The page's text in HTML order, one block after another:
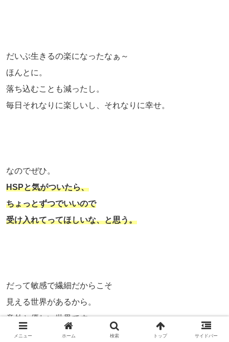
だいぶ生きるの楽になったなぁ～
ほんとに。
落ち込むことも減ったし。
毎日それなりに楽しいし、それなりに幸せ。
なのでぜひ。
HSPと気がついたら、
ちょっとずつでいいので
受け入れてってほしいな、と思う。
だって敏感で繊細だからこそ
見える世界があるから。
意外と優しい世界です、
さぁこっちにおいで！
メニュー ホーム 検索 トップ サイドバー